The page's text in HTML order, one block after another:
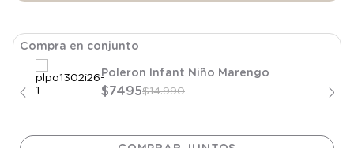
Compra en conjunto
Poleron Infant Niño Marengo
$7495$14.990